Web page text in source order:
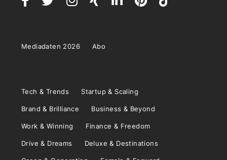
Mediadaten 2026 Abo
Tech & Trends Startup & Scaling
Brand & Brilliance Business & Beyond
Work & Winning Finance & Freedom
Drive & Dreams Deluxe & Destinations